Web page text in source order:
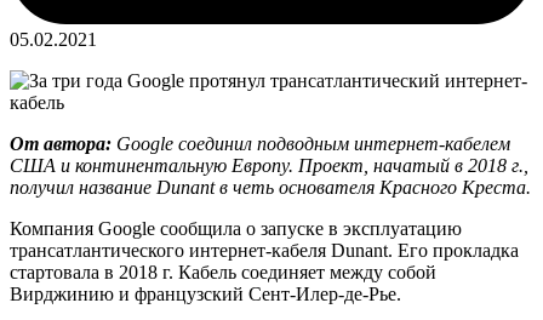
05.02.2021
От автора: Google соединил подводным интернет-кабелем
США и континентальную Европу. Проект, начатый в 2018 г.,
получил название Dunant в четь основателя Красного Креста.
Компания Google сообщила о запуске в эксплуатацию
трансатлантического интернет-кабеля Dunant. Его прокладка
стартовала в 2018 г. Кабель соединяет между собой
Вирджинию и французский Сент-Илер-де-Рье.